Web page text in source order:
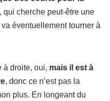
, qui cherche peut-être une
éventuellement tourner à
à droite, oui, mais il est à
, donc ce n’est pas la
plus. En longeant du